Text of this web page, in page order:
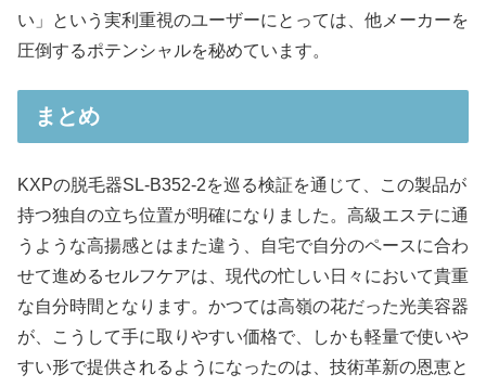
い」という実利重視のユーザーにとっては、他メーカーを
圧倒するポテンシャルを秘めています。
まとめ
KXPの脱毛器SL-B352-2を巡る検証を通じて、この製品が
持つ独自の立ち位置が明確になりました。高級エステに通
うような高揚感とはまた違う、自宅で自分のペースに合わ
せて進めるセルフケアは、現代の忙しい日々において貴重
な自分時間となります。かつては高嶺の花だった光美容器
が、こうして手に取りやすい価格で、しかも軽量で使いや
すい形で提供されるようになったのは、技術革新の恩恵と